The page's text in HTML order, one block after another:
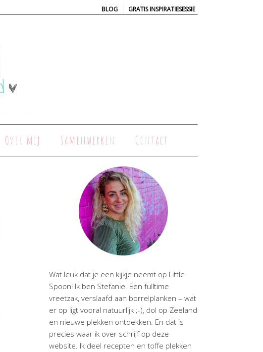
BLOG | GRATIS INSPIRATIESESSIE
Over mij Samenwerken Contact
Wat leuk dat je een kijkje neemt op Little
Spoon! Ik ben Stefanie. Een fulltime
vreetzak, verslaafd aan borrelplanken – wat
er op ligt vooral natuurlijk ;-), dol op Zeeland
en nieuwe plekken ontdekken. En dat is
precies waar ik over schrijf op deze
website. Ik deel recepten en toffe plekken